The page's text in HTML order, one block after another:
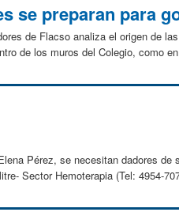
se preparan para
de Flacso analiza el origen de
de los muros del Colegio, como
Pérez, se necesitan dadores
Sector Hemoterapia (Tel: 4954-